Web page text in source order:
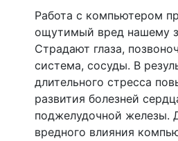
Работа с компьютером
ощутимый вред нашему
Страдают глаза,
система, сосуды. В
длительного стресса
развития болезней
поджелудочной железы.
вредного влияния